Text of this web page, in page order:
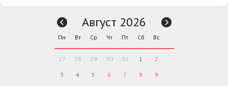
Август 2026
Пн Вт Ср Чт Пт Сб Вс
27 28 29 30 31 1 2
3 4 5 6 7 8 9